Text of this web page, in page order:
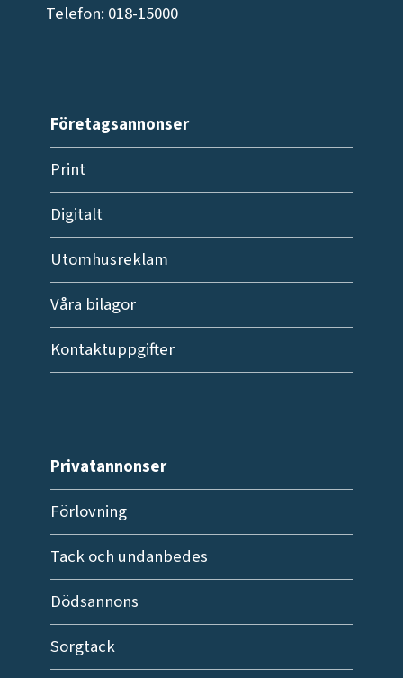
Telefon: 018-15000
Företagsannonser
Print
Digitalt
Utomhusreklam
Våra bilagor
Kontaktuppgifter
Privatannonser
Förlovning
Tack och undanbedes
Dödsannons
Sorgtack